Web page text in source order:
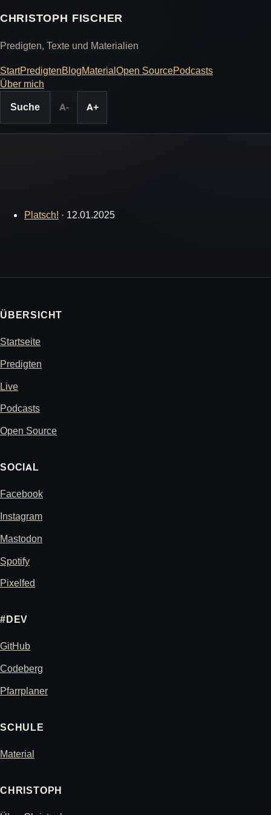
CHRISTOPH FISCHER
Predigten, Texte und Materialien
StartPredigtenBlogMaterialOpen SourcePodcasts
Über mich
Suche
A- A+
Platsch! · 12.01.2025
ÜBERSICHT
Startseite
Predigten
Live
Podcasts
Open Source
SOCIAL
Facebook
Instagram
Mastodon
Spotify
Pixelfed
#DEV
GitHub
Codeberg
Pfarrplaner
SCHULE
Material
CHRISTOPH